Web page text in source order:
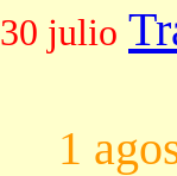
30 julio
1